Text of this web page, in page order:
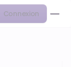
Connexion